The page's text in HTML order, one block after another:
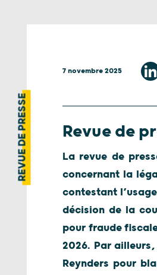
REVUE DE PRESSE
7 novembre 2025
Revue de
La revue de
concernant la
contestant
décision de la
pour fraude
2026. Par
Reynders pour